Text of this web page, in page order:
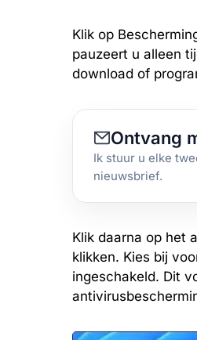
Klik op
pauzeert u alleen
download of
Ontvang
Ik stuur u elke
nieuwsbrief.
Klik daarna op het
klikken. Kies bij
ingeschakeld. Dit